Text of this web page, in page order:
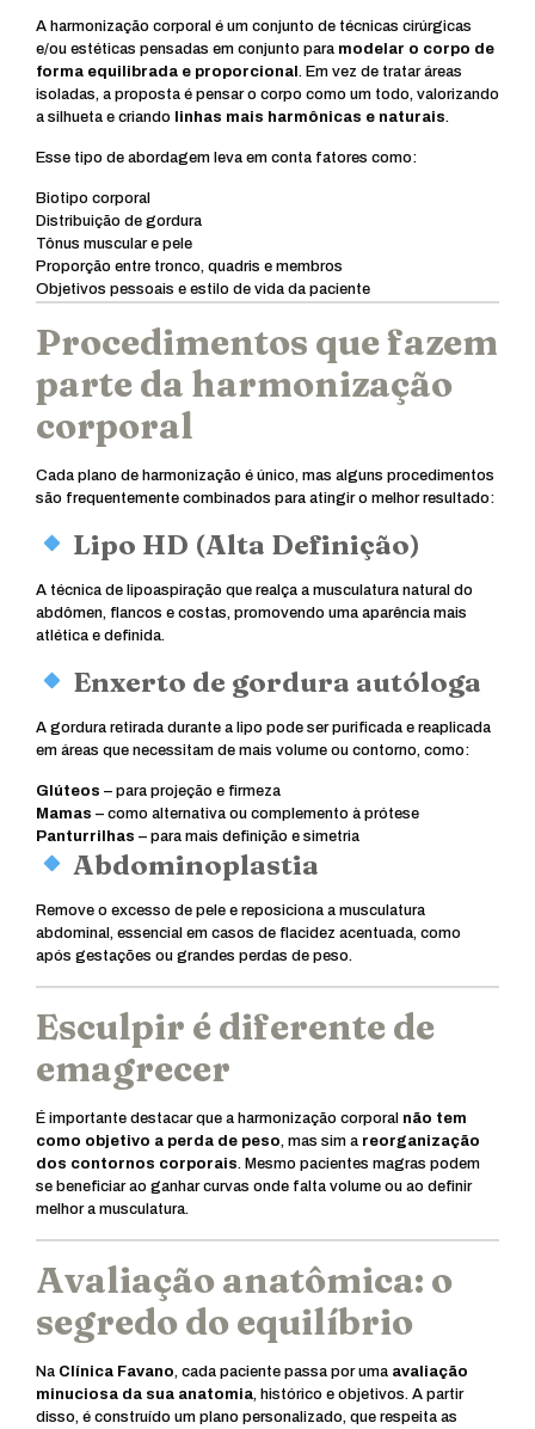
A harmonização corporal é um conjunto de técnicas cirúrgicas
e/ou estéticas pensadas em conjunto para modelar o corpo de
forma equilibrada e proporcional. Em vez de tratar áreas
isoladas, a proposta é pensar o corpo como um todo, valorizando
a silhueta e criando linhas mais harmônicas e naturais.
Esse tipo de abordagem leva em conta fatores como:
Biotipo corporal
Distribuição de gordura
Tônus muscular e pele
Proporção entre tronco, quadris e membros
Objetivos pessoais e estilo de vida da paciente
Procedimentos que fazem
parte da harmonização
corporal
Cada plano de harmonização é único, mas alguns procedimentos
são frequentemente combinados para atingir o melhor resultado:
Lipo HD (Alta Definição)
A técnica de lipoaspiração que realça a musculatura natural do
abdômen, flancos e costas, promovendo uma aparência mais
atlética e definida.
Enxerto de gordura autóloga
A gordura retirada durante a lipo pode ser purificada e reaplicada
em áreas que necessitam de mais volume ou contorno, como:
Glúteos – para projeção e firmeza
Mamas – como alternativa ou complemento à prótese
Panturrilhas – para mais definição e simetria
Abdominoplastia
Remove o excesso de pele e reposiciona a musculatura
abdominal, essencial em casos de flacidez acentuada, como
após gestações ou grandes perdas de peso.
Esculpir é diferente de
emagrecer
É importante destacar que a harmonização corporal não tem
como objetivo a perda de peso, mas sim a reorganização
dos contornos corporais. Mesmo pacientes magras podem
se beneficiar ao ganhar curvas onde falta volume ou ao definir
melhor a musculatura.
Avaliação anatômica: o
segredo do equilíbrio
Na Clínica Favano, cada paciente passa por uma avaliação
minuciosa da sua anatomia, histórico e objetivos. A partir
disso, é construído um plano personalizado, que respeita as